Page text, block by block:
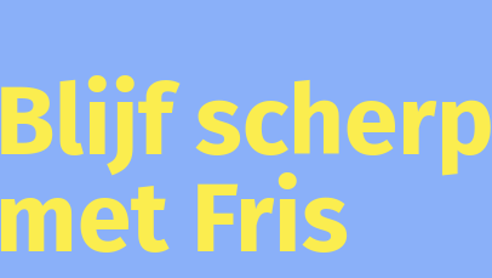
Blijf scherp
met Fris